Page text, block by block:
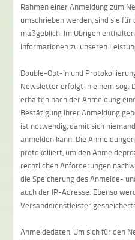
Rahmen einer Anmeldung zum
umschrieben werden, sind sie
maßgeblich. Im Übrigen
Informationen zu unseren
Double-Opt-In und
Newsletter erfolgt in einem sog.
erhalten nach der Anmeldung
Bestätigung Ihrer Anmeldung
ist notwendig, damit sich
anmelden kann. Die
protokolliert, um den
rechtlichen Anforderungen
die Speicherung des Anmelde-
auch der IP-Adresse. Ebenso
Versanddienstleister
Anmeldedaten: Um sich für den